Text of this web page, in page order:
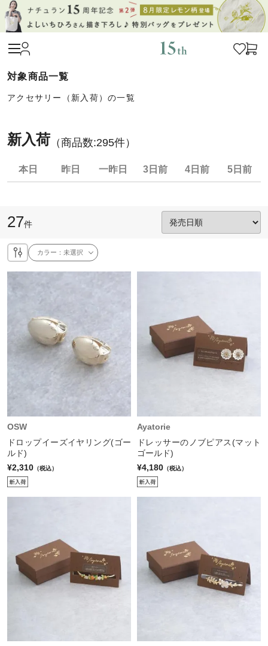
アクセサリー（新入荷）の一覧
新入荷 （商品数:295件）
本日 昨日 一昨日 3日前 4日前 5日前
27件
カラー：未選択
OSW
ドロップイーズイヤリング(ゴー
ルド)
¥2,310 （税込）
Ayatorie
ドレッサーのノブピアス(マット
ゴールド)
¥4,180 （税込）